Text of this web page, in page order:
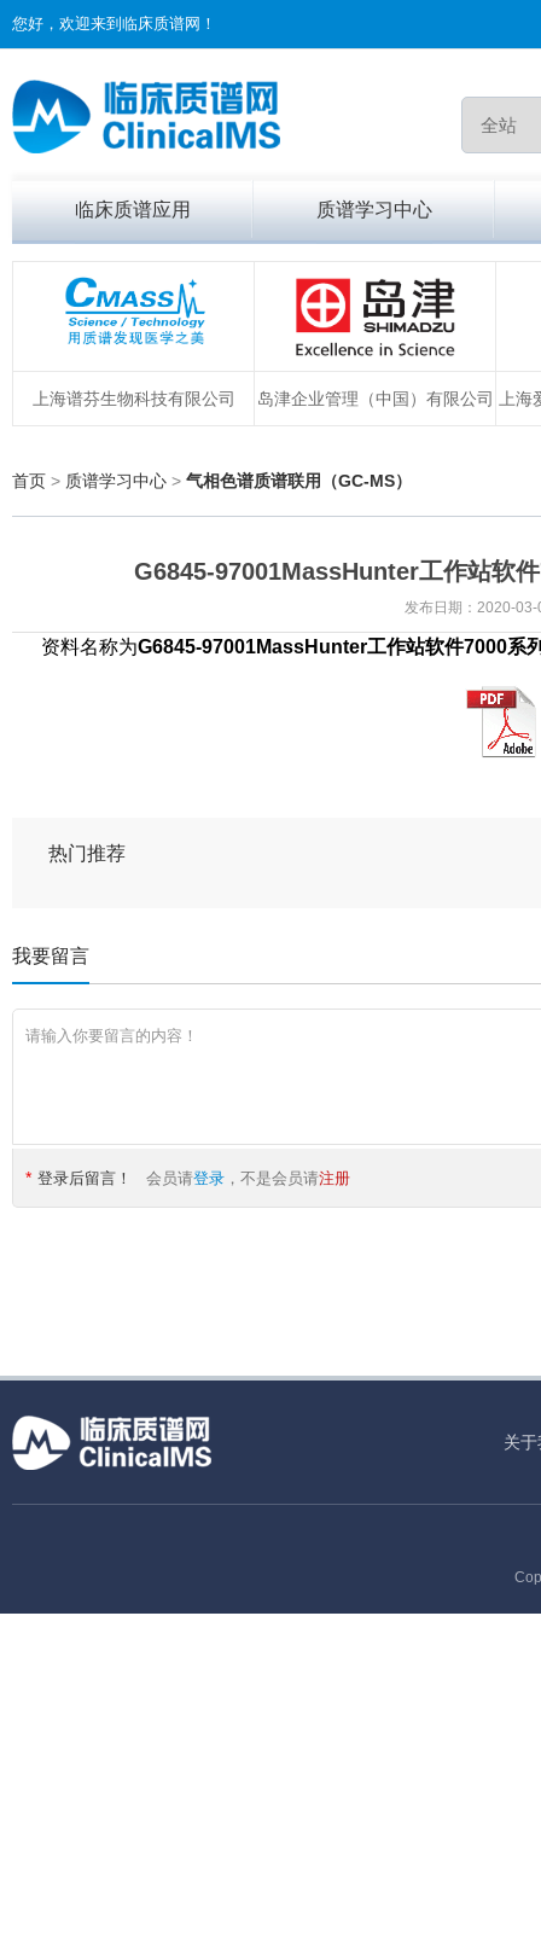
您好，欢迎来到临床质谱网！
临床质谱应用 质谱学习中心
上海谱芬生物科技有限公司 岛津企业管理（中国）有限公司 上
首页 > 质谱学习中心 > 气相色谱质谱联用（GC-MS）
G6845-97001MassHunter工作站软
发布日期： 2020-03-
资料名称为G6845-97001MassHunter工作站软件7000系
热门推荐
我要留言
* 登录后留言！ 会员请登录 ，不是会员请注册
关